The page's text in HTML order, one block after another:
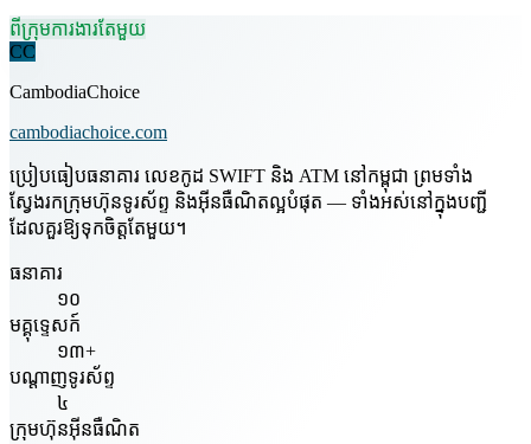
ពីក្រុមការងារតែមួយ
CC
CambodiaChoice
cambodiachoice.com
ប្រៀបធៀបធនាគារ លេខកូដ SWIFT និង ATM នៅកម្ពុជា ព្រមទាំង
ស្វែងរកក្រុមហ៊ុនទូរស័ព្ទ និងអ៊ីនធឺណិតល្អបំផុត — ទាំងអស់នៅក្នុងបញ្ជី
ដែលគួរឱ្យទុកចិត្តតែមួយ។
ធនាគារ
១០
មគ្គុទ្ទេសក៍
១៣+
បណ្តាញទូរស័ព្ទ
៤
ក្រុមហ៊ុនអ៊ីនធឺណិត